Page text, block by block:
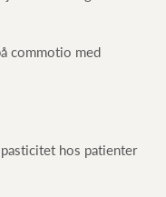
commotio med
hos patienter